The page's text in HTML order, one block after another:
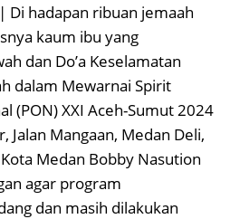
| Di hadapan ribuan jemaah
kaum ibu yang
dan Do’a Keselamatan
dalam Mewarnai Spirit
(PON) XXI Aceh-Sumut 2024
Jalan Mangaan, Medan Deli,
Medan Bobby Nasution
agar program
dan masih dilakukan